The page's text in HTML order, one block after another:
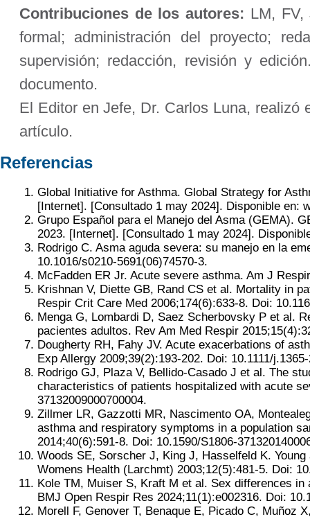
Contribuciones de los autores: LM, FV,
formal; administración del proyecto;
supervisión; redacción, revisión y
documento.
El Editor en Jefe, Dr. Carlos Luna, realizó
artículo.
Referencias
Global Initiative for Asthma. Global Strategy for
[Internet]. [Consultado 1 may 2024]. Disponible en:
Grupo Español para el Manejo del Asma (GEMA).
2023. [Internet]. [Consultado 1 may 2024].
Rodrigo C. Asma aguda severa: su manejo en la
10.1016/s0210-5691(06)74570-3.
McFadden ER Jr. Acute severe asthma. Am J
Krishnan V, Diette GB, Rand CS et al. Mortality in
Respir Crit Care Med 2006;174(6):633-8. Doi:
Menga G, Lombardi D, Saez Scherbovsky P et al.
pacientes adultos. Rev Am Med Respir
Dougherty RH, Fahy JV. Acute exacerbations of
Exp Allergy 2009;39(2):193-202. Doi: 10.1111/
Rodrigo GJ, Plaza V, Bellido-Casado J et al. The
characteristics of patients hospitalized with acute
37132009000700004.
Zillmer LR, Gazzotti MR, Nascimento OA,
asthma and respiratory symptoms in a population
2014;40(6):591-8. Doi: 10.1590/S1806-
Woods SE, Sorscher J, King J, Hasselfeld K.
Womens Health (Larchmt) 2003;12(5):481-5. Doi:
Kole TM, Muiser S, Kraft M et al. Sex differences
BMJ Open Respir Res 2024;11(1):e002316. Doi:
Morell F, Genover T, Benaque E, Picado C,